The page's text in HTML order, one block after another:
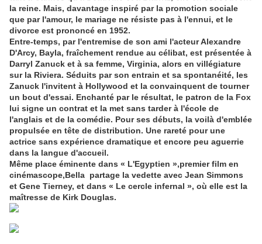
la reine. Mais, davantage inspiré par la promotion sociale
que par l'amour, le mariage ne résiste pas à l'ennui, et le
divorce est prononcé en 1952.
Entre-temps, par l'entremise de son ami l'acteur Alexandre
D'Arcy, Bayla, fraîchement rendue au célibat, est présentée à
Darryl Zanuck et à sa femme, Virginia, alors en villégiature
sur la Riviera. Séduits par son entrain et sa spontanéité, les
Zanuck l'invitent à Hollywood et la convainquent de tourner
un bout d'essai. Enchanté par le résultat, le patron de la Fox
lui signe un contrat et la met sans tarder à l'école de
l'anglais et de la comédie. Pour ses débuts, la voilà d'emblée
propulsée en tête de distribution. Une rareté pour une
actrice sans expérience dramatique et encore peu aguerrie
dans la langue d'accueil.
Même place éminente dans « L'Egyptien »,premier film en
cinémascope,Bella partage la vedette avec Jean Simmons
et Gene Tierney, et dans « Le cercle infernal », où elle est la
maîtresse de Kirk Douglas.